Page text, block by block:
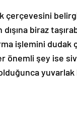
çerçevesini
biraz
işlemini dudak
önemli şey ise